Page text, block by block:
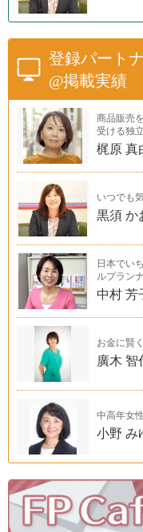
登録パート
@掲載実績
商品販売
受ける独
梶原 真
いつでも
黒須 か
日本でい
ルプラン
中村 芳
お金に賢
廣木 智
中高年女
小野 み